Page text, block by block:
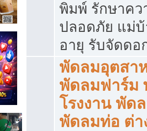
พิมพ์ รักษาคว
ปลอดภัย แม่บ้
อายุ รับจัดดอ
พัดลมอุตสา
พัดลมฟาร์ม
โรงงาน พัด
พัดลมท่อ ต่า